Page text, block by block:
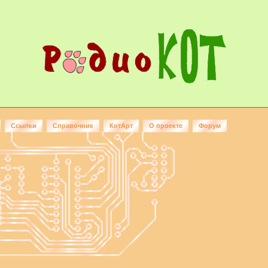
Ссылки Справочник КотАрт О проекте Форум